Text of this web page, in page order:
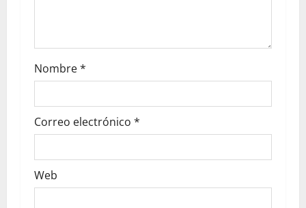
Nombre*
Correo electrónico *
Web